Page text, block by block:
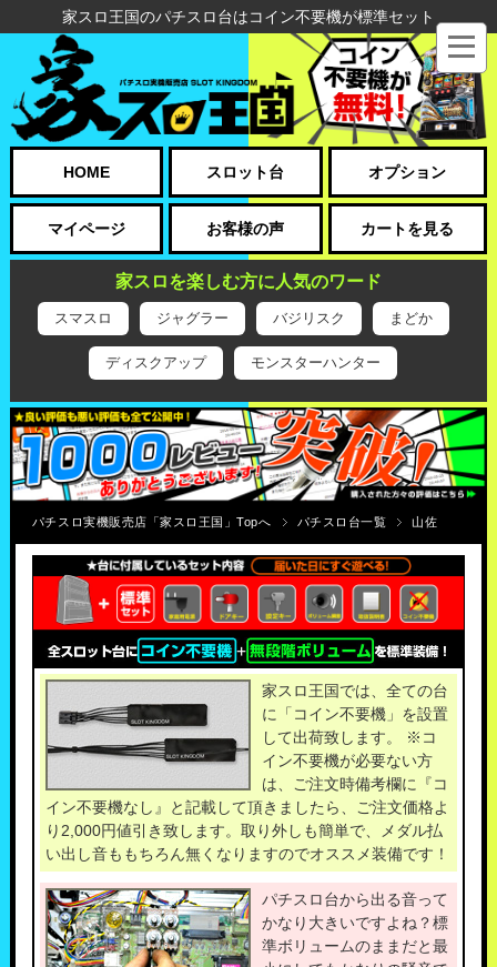
家スロ王国のパチスロ台はコイン不要機が標準セット
HOME スロット台 オプション
マイページ お客様の声 カートを見る
家スロを楽しむ方に人気のワード
スマスロ ジャグラー バジリスク まどか
ディスクアップ モンスターハンター
パチスロ実機販売店「家スロ王国」Topへ パチスロ台一覧 山佐
家スロ王国では、全ての台
に「コイン不要機」を設置
して出荷致します。 ※コ
イン不要機が必要ない方
は、ご注文時備考欄に『コ
イン不要機なし』と記載して頂きましたら、ご注文価格よ
り2,000円値引き致します。取り外しも簡単で、メダル払
い出し音ももちろん無くなりますのでオススメ装備です！
パチスロ台から出る音って
かなり大きいですよね？標
準ボリュームのままだと最